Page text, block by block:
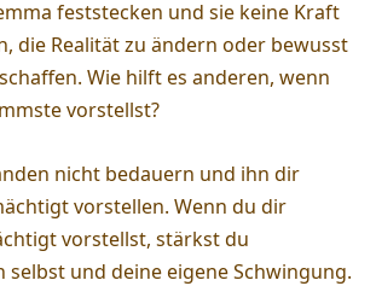
feststecken und sie keine Kraft
die Realität zu ändern oder bewusst
Wie hilft es anderen, wenn
vorstellst?
nicht bedauern und ihn dir
vorstellen. Wenn du dir
vorstellst, stärkst du
selbst und deine eigene Schwingung.